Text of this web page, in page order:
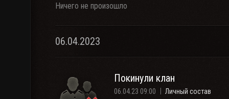
Ничего не произошло
06.04.2023
Покинули клан
06.04.23 09:00 Личный состав